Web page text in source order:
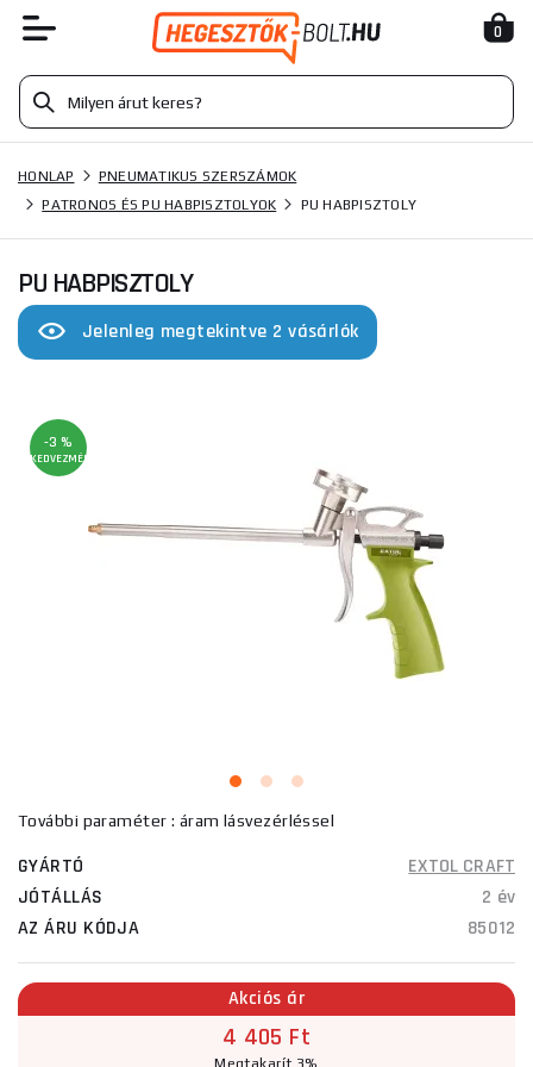
0
HONLAP
PNEUMATIKUS SZERSZÁMOK
PATRONOS ÉS PU HABPISZTOLYOK
PU HABPISZTOLY
PU HABPISZTOLY
Jelenleg megtekintve 2 vásárlók
-3 %
KEDVEZMÉNY
További paraméter : áram lásvezérléssel
GYÁRTÓ
EXTOL CRAFT
JÓTÁLLÁS
2 év
AZ ÁRU KÓDJA
85012
Akciós ár
4 405 Ft
Megtakarít 3%